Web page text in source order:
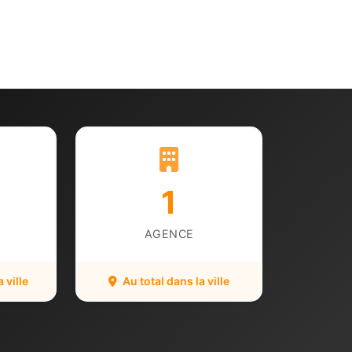
ville
1
AGENCE
Au total dans la ville